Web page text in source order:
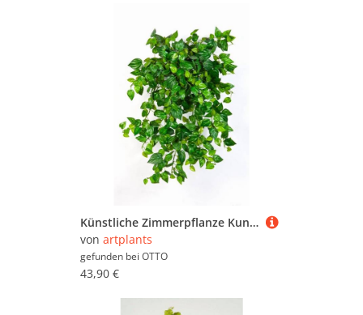
Künstliche Zimmerpflanze Kunst Mini Philobusch PAVLUS, 560 Blätter, grün, 50cm - Dekobusch Philodendron (Philodendron scandens), artplants, Höhe 50.0 cm
von artplants
gefunden bei OTTO
43,90 €